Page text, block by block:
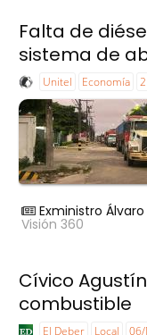
Falta de
sistema de
Unitel Economía
Exministro
Visión 360
Cívico
combustible
El Deber Local